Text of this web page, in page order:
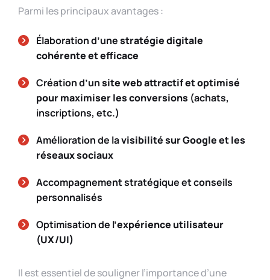
Parmi les principaux avantages :
Élaboration d’unestratégie digitale
cohérente et efficace
Création d’unsite web attractif et optimisé
pour maximiser les conversions (achats,
inscriptions, etc.)
Amélioration de lavisibilité sur Google et les
réseaux sociaux
Accompagnement stratégique et conseils
personnalisés
Optimisation de l’expérience utilisateur
(UX/UI)
Il est essentiel de souligner l’importance d’une